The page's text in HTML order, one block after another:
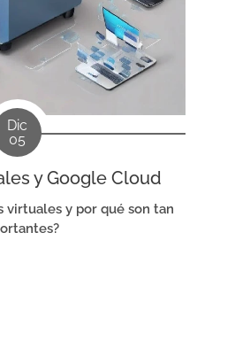
Dic
05
y Google Cloud
virtuales y por qué son tan